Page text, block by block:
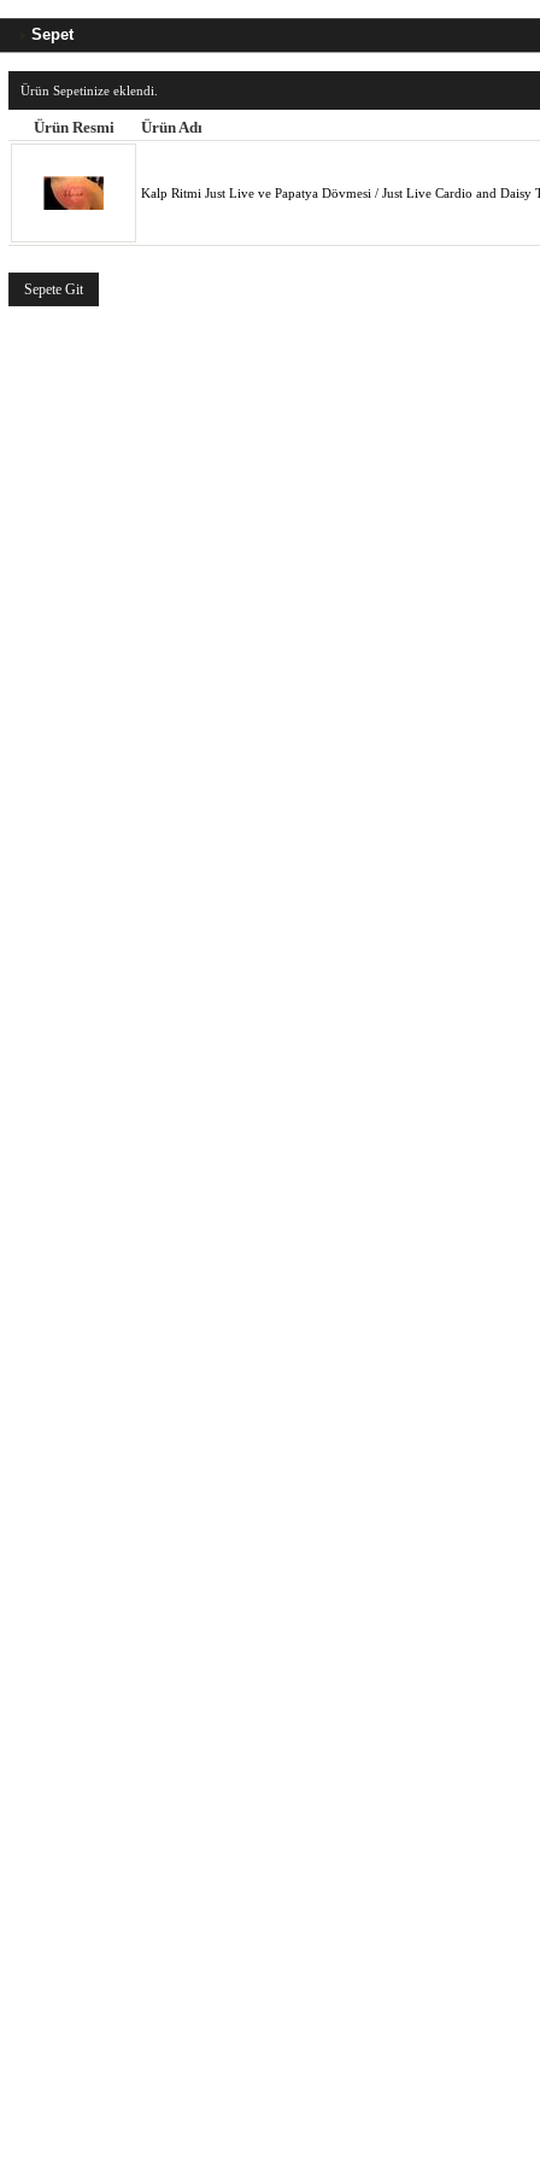
Sepet
Ürün Sepetinize eklendi.
Ürün Resmi Ürün Adı
Kalp Ritmi Just Live ve Papatya Dövmesi / Just Live Cardio and Daisy
Sepete Git